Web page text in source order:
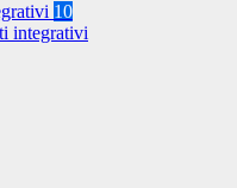
10
integrativi